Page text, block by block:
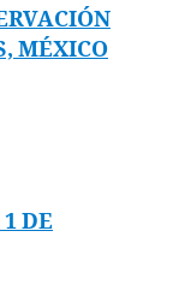
MÉXICO
DE